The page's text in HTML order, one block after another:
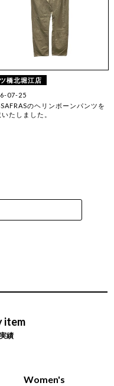
橋北堀江店
07-25
のヘリンボーンパンツを
いたしました。
item
績
Women's